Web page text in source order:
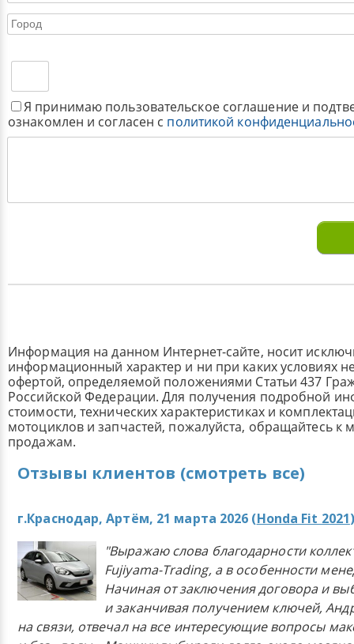
Я принимаю пользовательское соглашение и
ознакомлен и согласен с политикой
Информация на данном Интернет-сайте, носит
информационный характер и ни при каких условиях
офертой, определяемой положениями Статьи 437
Российской Федерации. Для получения подробной
стоимости, технических характеристиках и
мотоциклов и запчастей, пожалуйста, обращайтесь к
продажам.
Отзывы клиентов (смотреть все)
г.Краснодар, Артём, 21 марта 2026 (Honda Fit 2021
"Выражаю слова благодарности
Fujiyama-Trading, а в особенности
Начиная от заключения договора и
и заканчивая получением ключей,
на связи, отвечал на все интересующие вопросы